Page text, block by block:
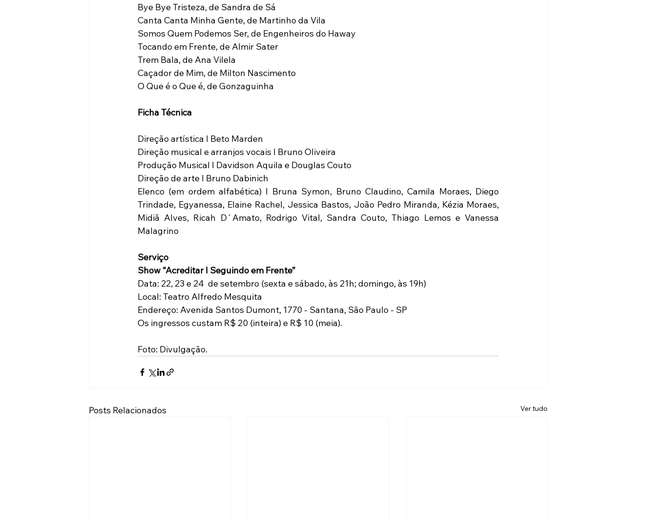
Bye Bye Tristeza, de Sandra de Sá
Canta Canta Minha Gente, de Martinho da Vila
Somos Quem Podemos Ser, de Engenheiros do Haway
Tocando em Frente, de Almir Sater
Trem Bala, de Ana Vilela
Caçador de Mim, de Milton Nascimento
O Que é o Que é, de Gonzaguinha
Ficha Técnica
Direção artística I Beto Marden
Direção musical e arranjos vocais I Bruno Oliveira
Produção Musical I Davidson Aquila e Douglas Couto
Direção de arte I Bruno Dabinich
Elenco (em ordem alfabética) I Bruna Symon, Bruno Claudino, Camila Moraes, Diego
Trindade, Egyanessa, Elaine Rachel, Jessica Bastos, João Pedro Miranda, Kézia Moraes,
Midiã Alves, Ricah D´Amato, Rodrigo Vital, Sandra Couto, Thiago Lemos e Vanessa
Malagrino
Serviço
Show “Acreditar I Seguindo em Frente”
Data: 22, 23 e 24  de setembro (sexta e sábado, às 21h; domingo, às 19h)
Local: Teatro Alfredo Mesquita
Endereço: Avenida Santos Dumont, 1770 - Santana, São Paulo - SP
Os ingressos custam R$ 20 (inteira) e R$ 10 (meia).
Foto: Divulgação.
Posts Relacionados Ver tudo